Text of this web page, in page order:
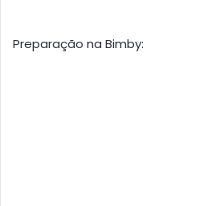
Preparação na Bimby: